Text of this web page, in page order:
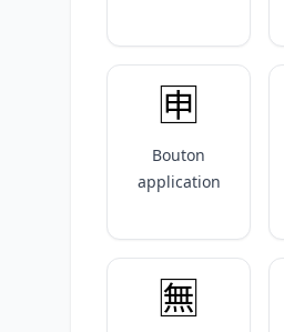
🈸
Bouton
application
🈚️